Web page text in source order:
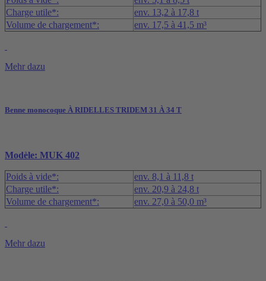
Charge utile*:
env. 13,2 à 17,8 t
Volume de chargement*:
env. 17,5 à 41,5 m³
Mehr dazu
Benne monocoque À RIDELLES TRIDEM 31 À 34 T
Modèle: MUK 402
Poids à vide*:
env. 8,1 à 11,8 t
Charge utile*:
env. 20,9 à 24,8 t
Volume de chargement*:
env. 27,0 à 50,0 m³
Mehr dazu